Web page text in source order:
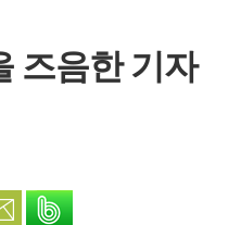
즈음한 기자
리로 공유
오톡으로 공유
문자로 공유